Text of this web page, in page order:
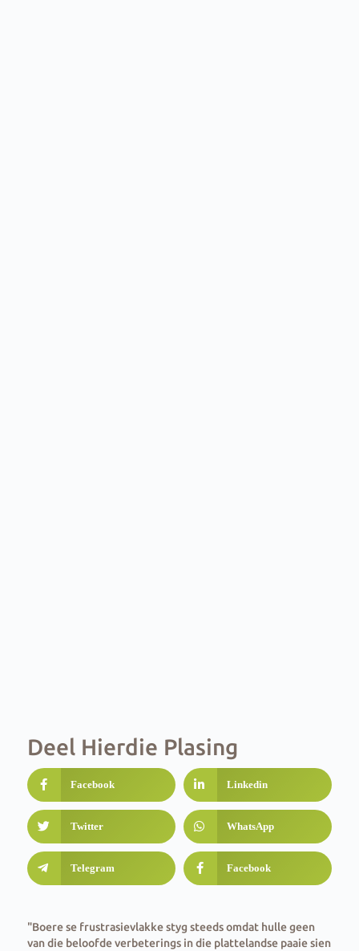
Deel Hierdie Plasing
Facebook Linkedin
Twitter WhatsApp
Telegram Facebook
"Boere se frustrasievlakke styg steeds omdat hulle geen
van die beloofde verbeterings in die plattelandse paaie sien